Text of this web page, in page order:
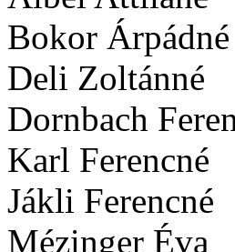
Bokor Árpádné
Deli Zoltánné
Dornbach
Karl Ferencné
Jákli Ferencné
Mézinger Éva